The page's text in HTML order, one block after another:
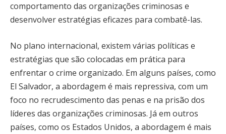
comportamento das organizações criminosas e
desenvolver estratégias eficazes para combatê-las.
No plano internacional, existem várias políticas e
estratégias que são colocadas em prática para
enfrentar o crime organizado. Em alguns países, como
El Salvador, a abordagem é mais repressiva, com um
foco no recrudescimento das penas e na prisão dos
líderes das organizações criminosas. Já em outros
países, como os Estados Unidos, a abordagem é mais